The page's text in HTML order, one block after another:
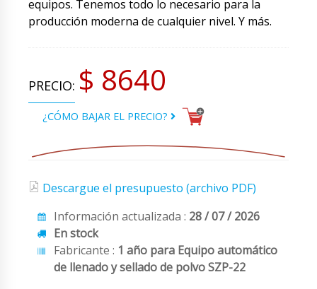
equipos. Tenemos todo lo necesario para la
producción moderna de cualquier nivel. Y más.
PRECIO: $ 8640
¿CÓMO BAJAR EL PRECIO?
Descargue el presupuesto (archivo PDF)
Información actualizada : 28 / 07 / 2026
En stock
Fabricante : 1 año para Equipo automático
de llenado y sellado de polvo SZP-22